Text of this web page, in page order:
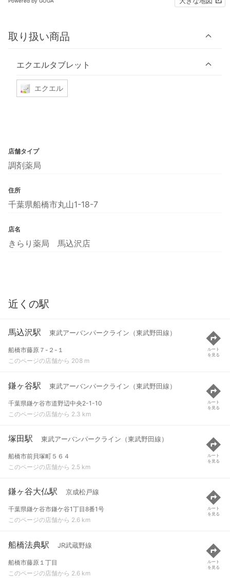
取り扱い商品
エクエルタブレット
エクエル
店舗タイプ
調剤薬局
住所
千葉県船橋市丸山1-18-7
店名
きらり薬局 馬込沢店
近くの駅
馬込沢駅 東武アーバンパークライン（東武野田線）
船橋市藤原７-２-１
このページの店舗から 208 m
ルート
を見る
鎌ヶ谷駅 東武アーバンパークライン（東武野田線）
千葉県鎌ケ谷市道野辺中央2-1-10
このページの店舗から 2.3 km
ルート
を見る
塚田駅 東武アーバンパークライン（東武野田線）
船橋市前貝塚町５６４
このページの店舗から 2.5 km
ルート
を見る
鎌ヶ谷大仏駅 京成松戸線
千葉県鎌ケ谷市鎌ケ谷1丁目8番1号
このページの店舗から 2.6 km
ルート
を見る
船橋法典駅 JR武蔵野線
船橋市藤原１丁目
このページの店舗から 2.6 km
ルート
を見る